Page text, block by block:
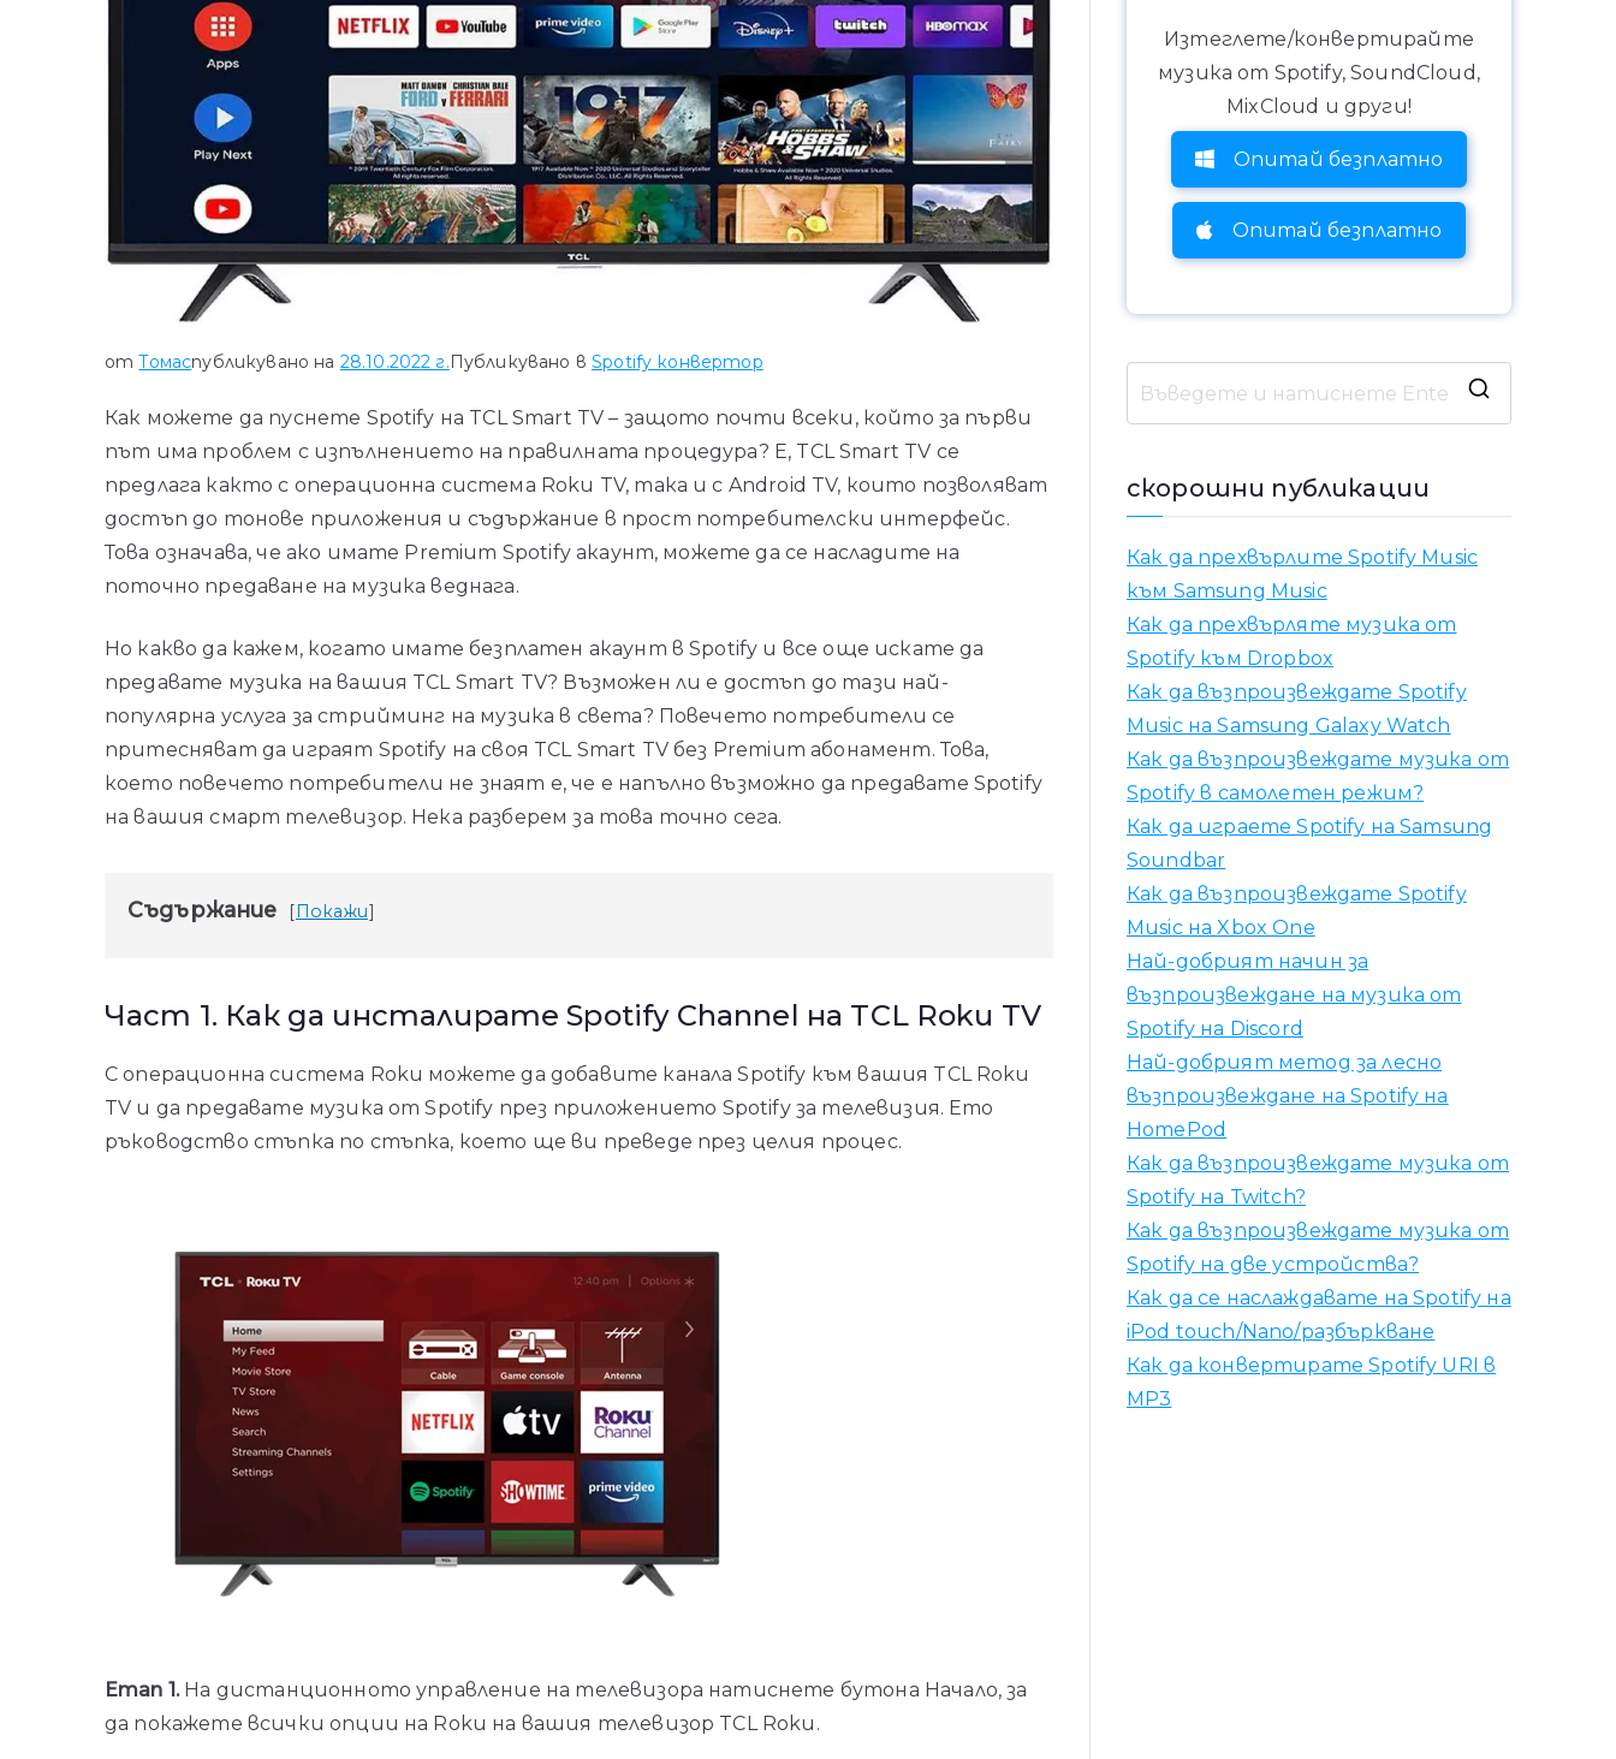
отТомаспубликувано на 28.10.2022 г.Публикувано вSpotify конвертор
Как можете да пуснете Spotify на TCL Smart TV – защото почти всеки, който за първи
път има проблем с изпълнението на правилната процедура? Е, TCL Smart TV се
предлага както с операционна система Roku TV, така и с Android TV, които позволяват
достъп до тонове приложения и съдържание в прост потребителски интерфейс.
Това означава, че ако имате Premium Spotify акаунт, можете да се насладите на
поточно предаване на музика веднага.
Но какво да кажем, когато имате безплатен акаунт в Spotify и все още искате да
предавате музика на вашия TCL Smart TV? Възможен ли е достъп до тази най-
популярна услуга за стрийминг на музика в света? Повечето потребители се
притесняват да играят Spotify на своя TCL Smart TV без Premium абонамент. Това,
което повечето потребители не знаят е, че е напълно възможно да предавате Spotify
на вашия смарт телевизор. Нека разберем за това точно сега.
Съдържание Покажи
Част 1. Как да инсталирате Spotify Channel на TCL Roku TV
С операционна система Roku можете да добавите канала Spotify към вашия TCL Roku
TV и да предавате музика от Spotify през приложението Spotify за телевизия. Ето
ръководство стъпка по стъпка, което ще ви преведе през целия процес.
Етап 1.На дистанционното управление на телевизора натиснете бутона Начало, за
да покажете всички опции на Roku на вашия телевизор TCL Roku.
Изтеглете/конвертирайте
музика от Spotify, SoundCloud,
MixCloud и други!
Опитай безплатно
Опитай безплатно
скорошни публикации
Как да прехвърлите Spotify Music
към Samsung Music
Как да прехвърляте музика от
Spotify към Dropbox
Как да възпроизвеждате Spotify
Music на Samsung Galaxy Watch
Как да възпроизвеждате музика от
Spotify в самолетен режим?
Как да играете Spotify на Samsung
Soundbar
Как да възпроизвеждате Spotify
Music на Xbox One
Най-добрият начин за
възпроизвеждане на музика от
Spotify на Discord
Най-добрият метод за лесно
възпроизвеждане на Spotify на
HomePod
Как да възпроизвеждате музика от
Spotify на Twitch?
Как да възпроизвеждате музика от
Spotify на две устройства?
Как да се наслаждавате на Spotify на
iPod touch/Nano/разбъркване
Как да конвертирате Spotify URI в
MP3